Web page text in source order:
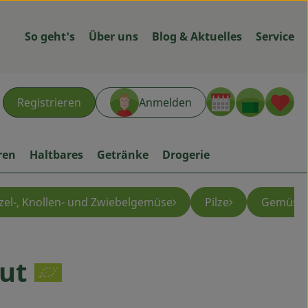
So geht's Über uns Blog & Aktuelles Service
Registrieren Anmelden
Haltbares Getränke Drogerie
, Knollen- und Zwiebelgemüse Pilze